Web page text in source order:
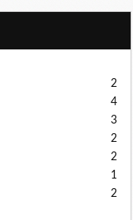
2
4
3
2
2
1
2